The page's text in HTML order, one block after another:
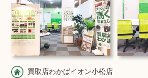
買取店わかばイオン小松店